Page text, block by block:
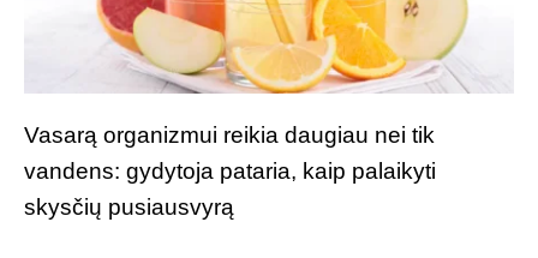
Vasarą organizmui reikia daugiau nei tik
vandens: gydytoja pataria, kaip palaikyti
skysčių pusiausvyrą